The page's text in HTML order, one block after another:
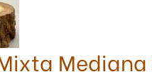
Mediana